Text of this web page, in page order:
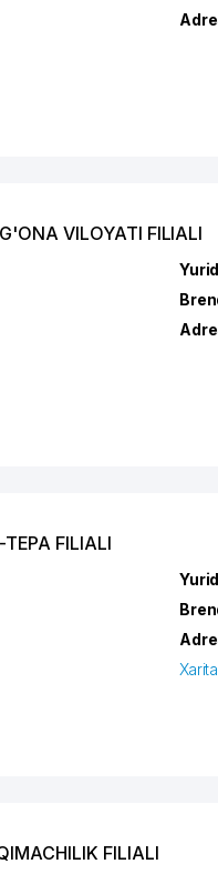
VILOYATI FILIALI
FILIALI
FILIALI